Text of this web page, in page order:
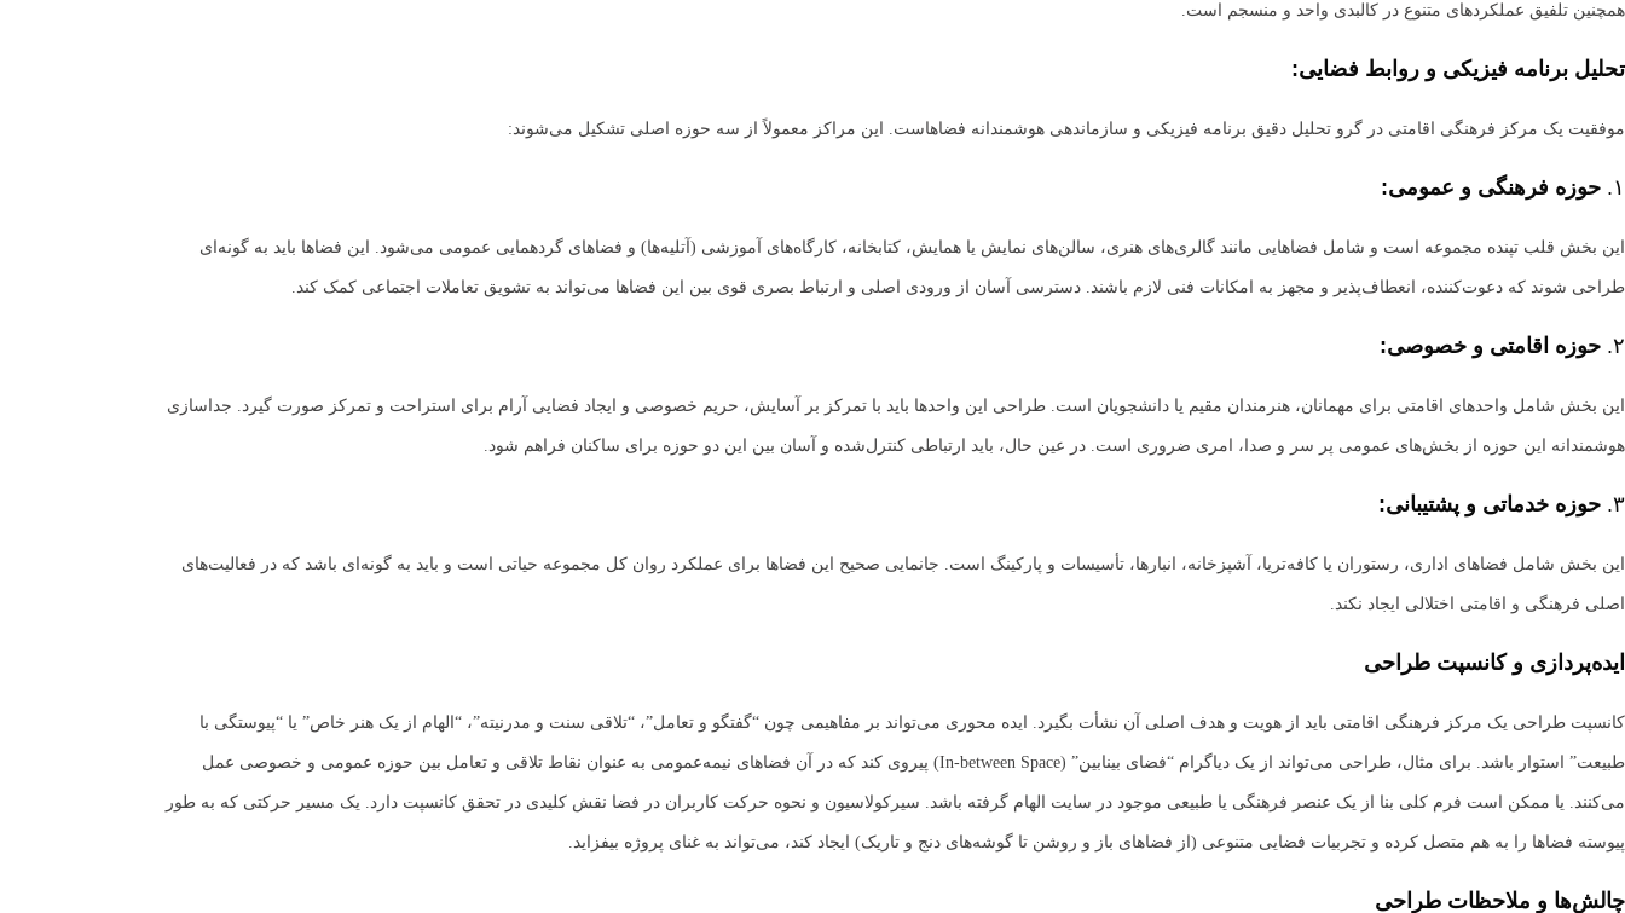
همچنین تلفیق عملکردهای متنوع در کالبدی واحد و منسجم است.
تحلیل برنامه فیزیکی و روابط فضایی:
موفقیت یک مرکز فرهنگی اقامتی در گرو تحلیل دقیق برنامه فیزیکی و سازماندهی هوشمندانه فضاهاست. این مراکز معمولاً از سه حوزه اصلی تشکیل می‌شوند:
۱. حوزه فرهنگی و عمومی:
این بخش قلب تپنده مجموعه است و شامل فضاهایی مانند گالری‌های هنری، سالن‌های نمایش یا همایش، کتابخانه، کارگاه‌های آموزشی (آتلیه‌ها) و فضاهای گردهمایی عمومی می‌شود. این فضاها باید به گونه‌ای
طراحی شوند که دعوت‌کننده، انعطاف‌پذیر و مجهز به امکانات فنی لازم باشند. دسترسی آسان از ورودی اصلی و ارتباط بصری قوی بین این فضاها می‌تواند به تشویق تعاملات اجتماعی کمک کند.
۲. حوزه اقامتی و خصوصی:
این بخش شامل واحدهای اقامتی برای مهمانان، هنرمندان مقیم یا دانشجویان است. طراحی این واحدها باید با تمرکز بر آسایش، حریم خصوصی و ایجاد فضایی آرام برای استراحت و تمرکز صورت گیرد. جداسازی
هوشمندانه این حوزه از بخش‌های عمومی پر سر و صدا، امری ضروری است. در عین حال، باید ارتباطی کنترل‌شده و آسان بین این دو حوزه برای ساکنان فراهم شود.
۳. حوزه خدماتی و پشتیبانی:
این بخش شامل فضاهای اداری، رستوران یا کافه‌تریا، آشپزخانه، انبارها، تأسیسات و پارکینگ است. جانمایی صحیح این فضاها برای عملکرد روان کل مجموعه حیاتی است و باید به گونه‌ای باشد که در فعالیت‌های
اصلی فرهنگی و اقامتی اختلالی ایجاد نکند.
ایده‌پردازی و کانسپت طراحی
کانسپت طراحی یک مرکز فرهنگی اقامتی باید از هویت و هدف اصلی آن نشأت بگیرد. ایده محوری می‌تواند بر مفاهیمی چون “گفتگو و تعامل”، “تلاقی سنت و مدرنیته”، “الهام از یک هنر خاص” یا “پیوستگی با
طبیعت” استوار باشد. برای مثال، طراحی می‌تواند از یک دیاگرام “فضای بینابین” (In-between Space) پیروی کند که در آن فضاهای نیمه‌عمومی به عنوان نقاط تلاقی و تعامل بین حوزه عمومی و خصوصی عمل
می‌کنند. یا ممکن است فرم کلی بنا از یک عنصر فرهنگی یا طبیعی موجود در سایت الهام گرفته باشد. سیرکولاسیون و نحوه حرکت کاربران در فضا نقش کلیدی در تحقق کانسپت دارد. یک مسیر حرکتی که به طور
پیوسته فضاها را به هم متصل کرده و تجربیات فضایی متنوعی (از فضاهای باز و روشن تا گوشه‌های دنج و تاریک) ایجاد کند، می‌تواند به غنای پروژه بیفزاید.
چالش‌ها و ملاحظات طراحی